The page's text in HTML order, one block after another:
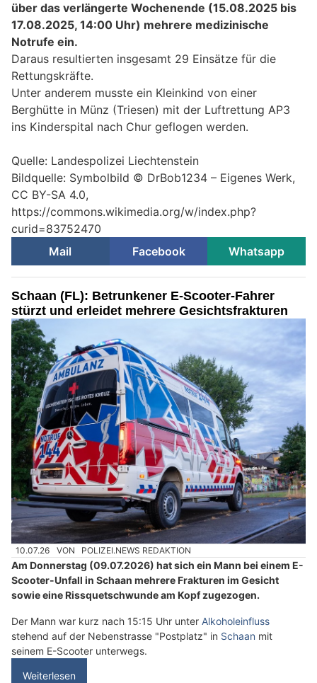
über das verlängerte Wochenende (15.08.2025 bis
17.08.2025, 14:00 Uhr) mehrere medizinische
Notrufe ein.
Daraus resultierten insgesamt 29 Einsätze für die
Rettungskräfte.
Unter anderem musste ein Kleinkind von einer
Berghütte in Münz (Triesen) mit der Luftrettung AP3
ins Kinderspital nach Chur geflogen werden.
Quelle: Landespolizei Liechtenstein
Bildquelle: Symbolbild © DrBob1234 – Eigenes Werk,
CC BY-SA 4.0,
https://commons.wikimedia.org/w/index.php?
curid=83752470
Mail
Facebook Whatsapp
Schaan (FL): Betrunkener E-Scooter-Fahrer
stürzt und erleidet mehrere Gesichtsfrakturen
10.07.26 VON POLIZEI.NEWS REDAKTION
Am Donnerstag (09.07.2026) hat sich ein Mann bei einem E-
Scooter-Unfall in Schaan mehrere Frakturen im Gesicht
sowie eine Rissquetschwunde am Kopf zugezogen.
Der Mann war kurz nach 15:15 Uhr unter Alkoholeinfluss
stehend auf der Nebenstrasse "Postplatz" in Schaan mit
seinem E-Scooter unterwegs.
Weiterlesen